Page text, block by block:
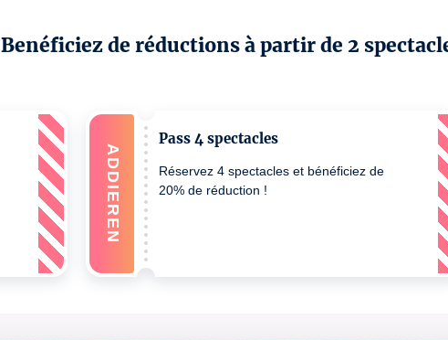
Benéficiez de réductions à partir de 2
Pass 4 spectacles
Réservez 4 spectacles et bénéficiez de
20% de réduction !
ADDIEREN